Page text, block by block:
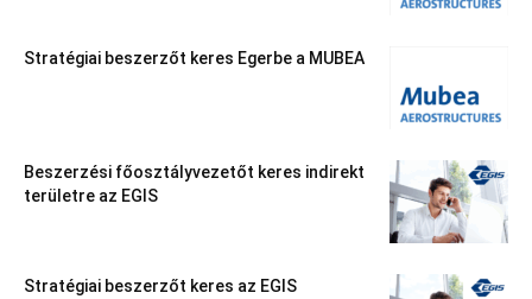
Stratégiai beszerzőt keres Egerbe a MUBEA
Beszerzési főosztályvezetőt keres indirekt
területre az EGIS
Stratégiai beszerzőt keres az EGIS